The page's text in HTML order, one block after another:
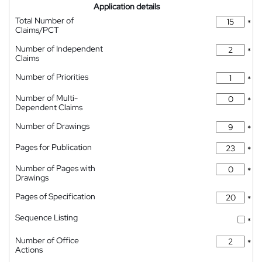
Application details
Total Number of
Claims/PCT
*
Number of Independent
Claims
*
Number of Priorities
*
Number of Multi-
Dependent Claims
*
Number of Drawings
*
Pages for Publication
*
Number of Pages with
Drawings
*
Pages of Specification
*
Sequence Listing
*
Number of Office
Actions
*